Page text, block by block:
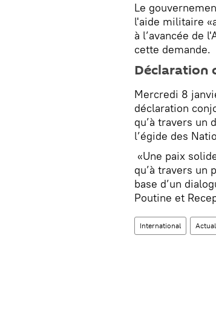
Le
l'aide militaire
à l’avancée de
cette demande.
Déclaration
Mercredi 8
déclaration
qu’à travers
l’égide des
«Une paix
qu’à travers un
base d’un
Poutine et
International